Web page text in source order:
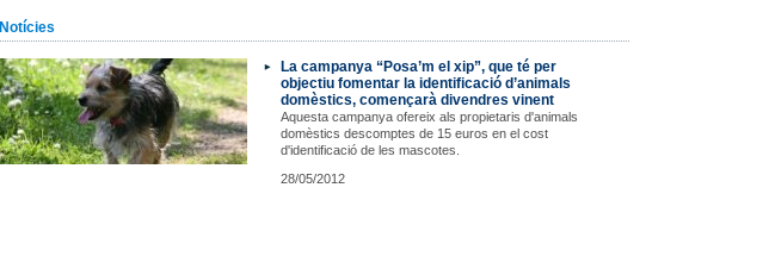
Notícies
La campanya “Posa’m el xip”, que té per
objectiu fomentar la identificació d’animals
domèstics, començarà divendres vinent
Aquesta campanya ofereix als propietaris d'animals
domèstics descomptes de 15 euros en el cost
d'identificació de les mascotes.
28/05/2012